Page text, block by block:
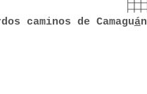
caminos de Camaguá